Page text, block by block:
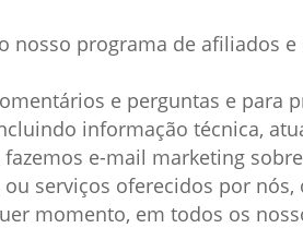
nosso programa de afiliados
e perguntas e para
informação técnica,
e-mail marketing
serviços oferecidos por
momento, em todos os